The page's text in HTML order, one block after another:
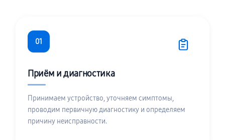
01
Приём и диагностика
Принимаем устройство, уточняем симптомы,
проводим первичную диагностику и определяем
причину неисправности.